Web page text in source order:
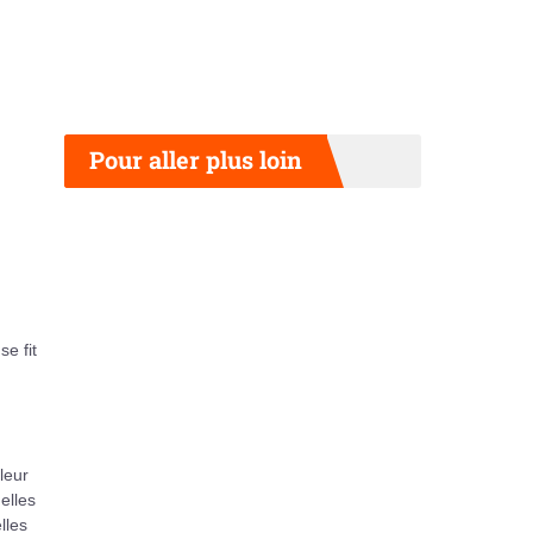
se fit
, elles
Pour aller plus loin